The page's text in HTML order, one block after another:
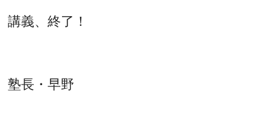
講義、終了！
塾長・早野